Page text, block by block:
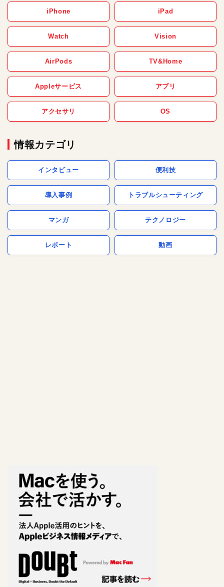
iPhone iPad
Watch Vision
AirPods TV&Home
Appleサービス アプリ
アクセサリ OS
情報カテゴリ
インタビュー 便利技
導入事例 トラブルシューティング
マンガ テクノロジー
レポート 動画